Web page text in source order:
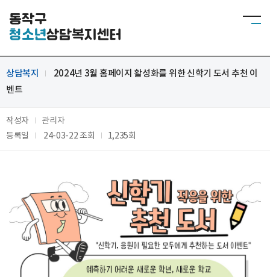
동작구
청소년상담복지센터
상담복지
2024년 3월 홈페이지 활성화를 위한 신학기 도서 추천 이
벤트
작성자
관리자
등록일
24-03-22조회 1,235회